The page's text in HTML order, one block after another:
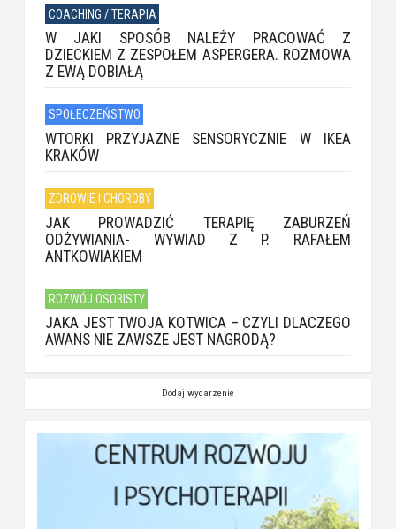
COACHING / TERAPIA
W JAKI SPOSÓB NALEŻY PRACOWAĆ Z
DZIECKIEM Z ZESPOŁEM ASPERGERA. ROZMOWA
Z EWĄ DOBIAŁĄ
SPOŁECZEŃSTWO
WTORKI PRZYJAZNE SENSORYCZNIE W IKEA
KRAKÓW
ZDROWIE I CHOROBY
JAK PROWADZIĆ TERAPIĘ ZABURZEŃ
ODŻYWIANIA- WYWIAD Z P. RAFAŁEM
ANTKOWIAKIEM
ROZWÓJ OSOBISTY
JAKA JEST TWOJA KOTWICA – CZYLI DLACZEGO
AWANS NIE ZAWSZE JEST NAGRODĄ?
Dodaj wydarzenie